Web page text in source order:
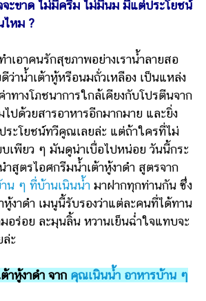
ะขาด ไม่มีครีม ไม่มีนม มีแต่ประโยชน์
ไหม ?
คนรักสุขภาพอย่างเราน้ำลายสอ
ว่าน้ำเต้าหู้หรือนมถั่วเหลือง เป็นแหล่ง
างโภชนาการใกล้เคียงกับโปรตีนจาก
ปด้วยสารอาหารอีกมากมาย และยิ่ง
ระโยชน์ทวีคูณเลยล่ะ แต่ถ้าใครที่ไม่
เพียว ๆ มันดูน่าเบื่อไปหน่อย วันนี้กระ
สูตรไอศกรีมน้ำเต้าหู้งาดำ สูตรจาก
น ๆ ที่บ้านเนินน้ำ มาฝากทุกท่านกัน ซึ่ง
หู้งาดำ เมนูนี้รับรองว่าแต่ละคนที่ได้ทาน
มอร่อย ละมุนลิ้น หวานเย็นฉ่ำใจแทบจะ
ล่ะ
าหู้งาดำ จาก คุณเนินน้ำ อาหารบ้าน ๆ